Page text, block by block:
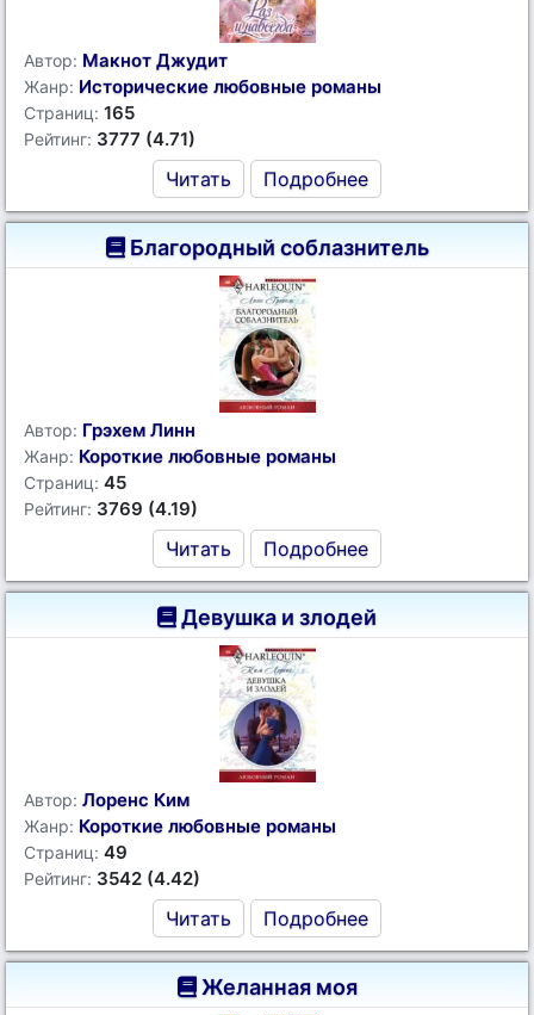
Автор: Макнот Джудит
Жанр: Исторические любовные романы
Страниц: 165
Рейтинг: 3777 (4.71)
Читать Подробнее
Благородный соблазнитель
Автор: Грэхем Линн
Жанр: Короткие любовные романы
Страниц: 45
Рейтинг: 3769 (4.19)
Читать Подробнее
Девушка и злодей
Автор: Лоренс Ким
Жанр: Короткие любовные романы
Страниц: 49
Рейтинг: 3542 (4.42)
Читать Подробнее
Желанная моя